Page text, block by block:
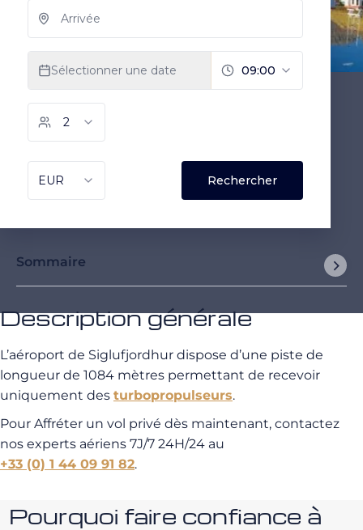
Sommaire
Description générale
L’aéroport de Siglufjordhur dispose d’une piste de
longueur de 1084 mètres permettant de recevoir
uniquement des turbopropulseurs.
Pour Affréter un vol privé dès maintenant, contactez
nos experts aériens 7J/7 24H/24 au
+33 (0) 1 44 09 91 82.
Pourquoi faire confiance à